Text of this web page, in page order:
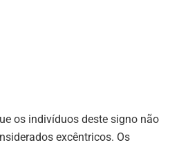
os indivíduos deste signo não
excêntricos. Os